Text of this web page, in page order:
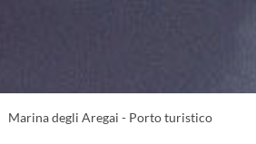
Marina degli Aregai - Porto turistico